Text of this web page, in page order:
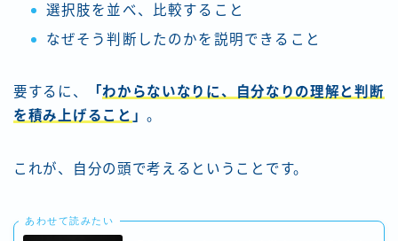
選択肢を並べ、比較すること
なぜそう判断したのかを説明できること
要するに、 「わからないなりに、自分なりの理解と判断
を積み上げること 」。
これが、自分の頭で考えるということです。
あわせて読みたい